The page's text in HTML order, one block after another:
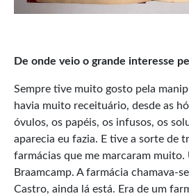
De onde veio o grande interesse
Sempre tive muito gosto pela
havia muito receituário, desde as
óvulos, os papéis, os infusos, os
aparecia eu fazia. E tive a sorte de
farmácias que me marcaram muito.
Braamcamp. A farmácia chamava-
Castro, ainda lá está. Era de um